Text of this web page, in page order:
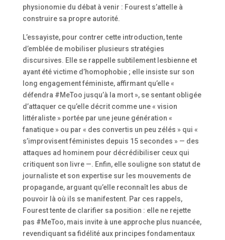
physionomie du débat à venir : Fourest s’attelle à
construire sa propre autorité.
L’essayiste, pour contrer cette introduction, tente
d’emblée de mobiliser plusieurs stratégies
discursives. Elle se rappelle subtilement lesbienne et
ayant été victime d’homophobie ; elle insiste sur son
long engagement féministe, affirmant qu’elle «
défendra #MeToo jusqu’à la mort », se sentant obligée
d’attaquer ce qu’elle décrit comme une « vision
littéraliste » portée par une jeune génération «
fanatique » ou par « des convertis un peu zélés » qui «
s’improvisent féministes depuis 15 secondes » — des
attaques ad hominem pour décrédibiliser ceux qui
critiquent son livre —. Enfin, elle souligne son statut de
journaliste et son expertise sur les mouvements de
propagande, arguant qu’elle reconnaît les abus de
pouvoir là où ils se manifestent. Par ces rappels,
Fourest tente de clarifier sa position : elle ne rejette
pas #MeToo, mais invite à une approche plus nuancée,
revendiquant sa fidélité aux principes fondamentaux